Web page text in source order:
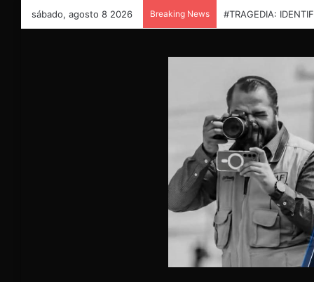
sábado, agosto 8 2026 Breaking News